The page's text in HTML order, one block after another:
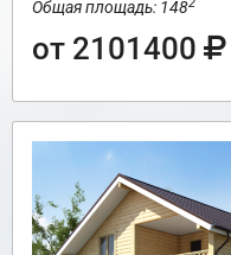
Общая площадь: 148
от 2101400